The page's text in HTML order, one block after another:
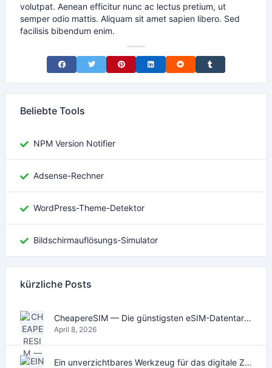
volutpat. Aenean efficitur nunc ac lectus pretium, ut
semper odio mattis. Aliquam sit amet sapien libero. Sed
facilisis bibendum enim.
Share on Facebook
Share on TwitterShare on Pinterest
Share on LinkedIn
Share on RedditShare on Tumblr
Beliebte Tools
NPM Version Notifier
Adsense-Rechner
WordPress-Theme-Detektor
Bildschirmauflösungs-Simulator
kürzliche Posts
CheapereSIM — Die günstigsten eSIM-Datentarife für Reisen 2026
April 8, 2026
Ein unverzichtbares Werkzeug für das digitale Zeitalter